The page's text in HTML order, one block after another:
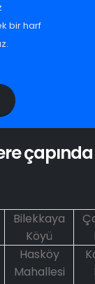
bir harf
çapında
Bilekkaya
Köyü
Hasköy
Mahallesi